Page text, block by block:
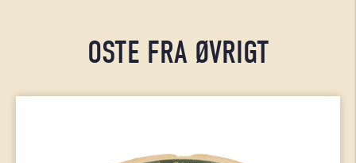
OSTE FRA ØVRIGT